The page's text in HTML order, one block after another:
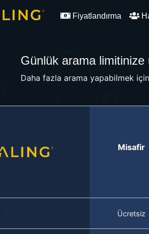
Fiyatlandırma
Günlük arama limitinize
Daha fazla arama yapabilmek
Misafir
Ücretsiz